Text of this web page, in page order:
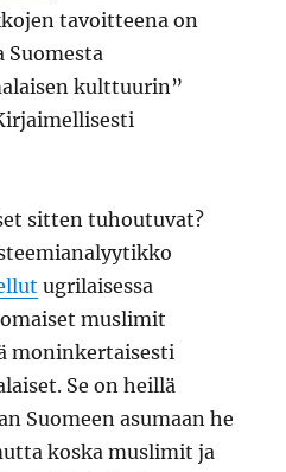
tavoitteena on
Suomesta
kulttuurin”
sitten tuhoutuvat?
ugrilaisessa
muslimit
moninkertaisesti
Se on heillä
Suomeen asumaan he
koska muslimit ja